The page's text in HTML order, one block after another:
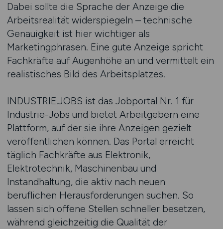
Dabei sollte die Sprache der Anzeige die
Arbeitsrealität widerspiegeln – technische
Genauigkeit ist hier wichtiger als
Marketingphrasen. Eine gute Anzeige spricht
Fachkräfte auf Augenhöhe an und vermittelt ein
realistisches Bild des Arbeitsplatzes.
INDUSTRIE.JOBS ist das Jobportal Nr. 1 für
Industrie-Jobs und bietet Arbeitgebern eine
Plattform, auf der sie ihre Anzeigen gezielt
veröffentlichen können. Das Portal erreicht
täglich Fachkräfte aus Elektronik,
Elektrotechnik, Maschinenbau und
Instandhaltung, die aktiv nach neuen
beruflichen Herausforderungen suchen. So
lassen sich offene Stellen schneller besetzen,
während gleichzeitig die Qualität der